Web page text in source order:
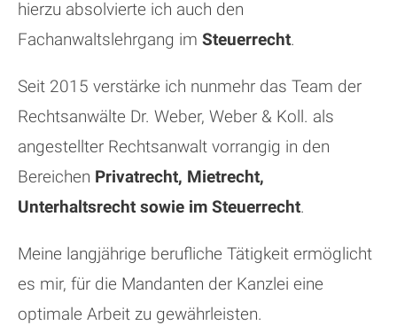
hierzu absolvierte ich auch den
Fachanwaltslehrgang im Steuerrecht.
Seit 2015 verstärke ich nunmehr das Team der
Rechtsanwälte Dr. Weber, Weber & Koll. als
angestellter Rechtsanwalt vorrangig in den
Bereichen Privatrecht, Mietrecht,
Unterhaltsrecht sowie im Steuerrecht.
Meine langjährige berufliche Tätigkeit ermöglicht
es mir, für die Mandanten der Kanzlei eine
optimale Arbeit zu gewährleisten.